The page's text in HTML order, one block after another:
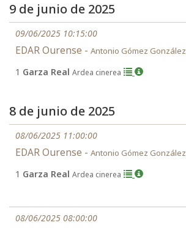
9 de junio de 2025
09/06/2025 10:15:00
EDAR Ourense - Antonio Gómez González
1 Garza Real Ardea cinerea
8 de junio de 2025
08/06/2025 11:00:00
EDAR Ourense - Antonio Gómez González
1 Garza Real Ardea cinerea
08/06/2025 08:00:00